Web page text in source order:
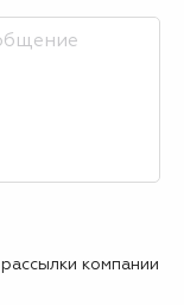
компании